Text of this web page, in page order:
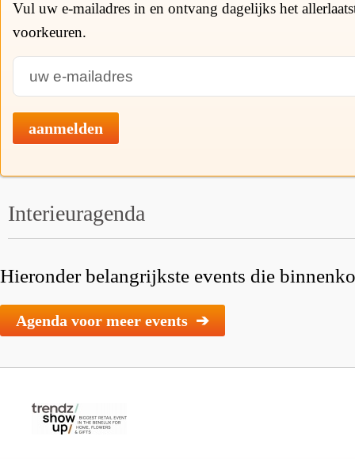
Vul uw e-mailadres in en ontvang dagelijks het
voorkeuren.
aanmelden
Interieuragenda
Hieronder belangrijkste events die
Agenda voor meer events ➔